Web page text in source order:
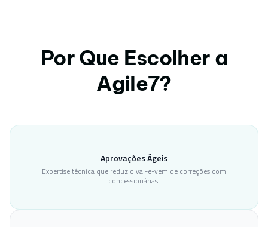
Por Que Escolher a
Agile7?
Aprovações Ágeis
Expertise técnica que reduz o vai-e-vem de correções com
concessionárias.